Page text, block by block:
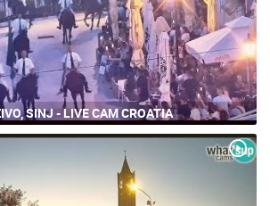
SINJ - LIVE CAM CROATIA